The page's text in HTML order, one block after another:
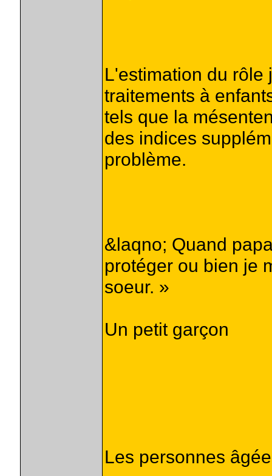
L'estimation du rôle
traitements à
tels que la
des indices
problème.
&laqno; Quand
protéger ou bien je
soeur. »
Un petit garçon
Les personnes